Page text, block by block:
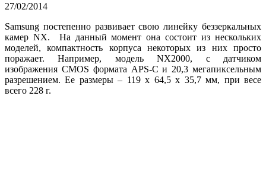
27/02/2014
Samsung постепенно развивает свою линейку беззеркальных
камер NX. На данный момент она состоит из нескольких
моделей, компактность корпуса некоторых из них просто
поражает. Например, модель NX2000, с датчиком
изображения CMOS формата APS-C и 20,3 мегапиксельным
разрешением. Ее размеры – 119 х 64,5 х 35,7 мм, при весе
всего 228 г.